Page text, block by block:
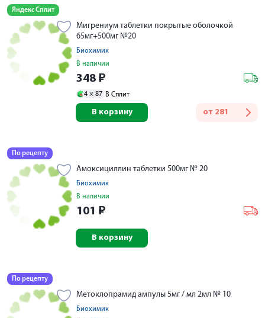
Яндекс Сплит
Мигрениум таблетки покрытые оболочкой
65мг+500мг №20
Биохимик
В наличии
348 ₽
4 × 87 В Сплит
от 281
В корзину
По рецепту
Амоксициллин таблетки 500мг № 20
Биохимик
В наличии
101 ₽
В корзину
По рецепту
Метоклопрамид ампулы 5мг / мл 2мл № 10
Биохимик